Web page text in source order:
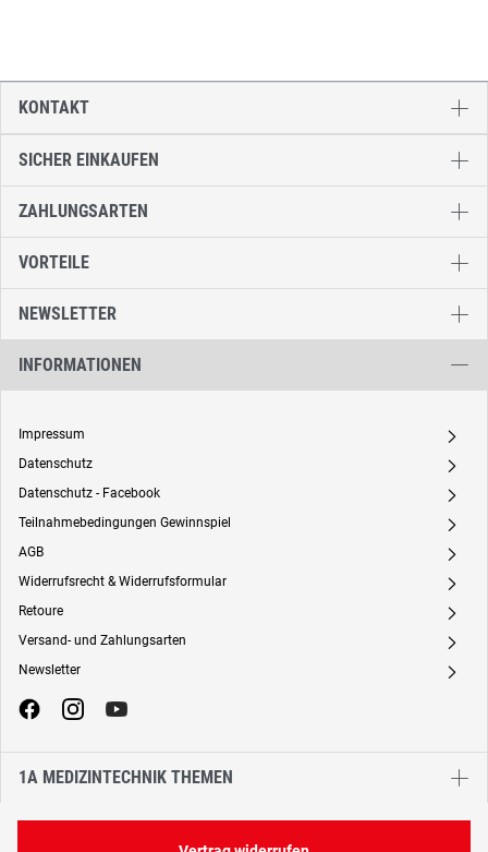
SICHER EINKAUFEN
ZAHLUNGSARTEN
VORTEILE
NEWSLETTER
INFORMATIONEN
Impressum A
Datenschutz A
Datenschutz - Facebook A
Teilnahmebedingungen Gewinnspiel A
AGB A
Widerrufsrecht & Widerrufsformular A
Retoure A
Versand- und Zahlungsarten A
Newsletter A
1A MEDIZINTECHNIK THEMEN
KONTAKT